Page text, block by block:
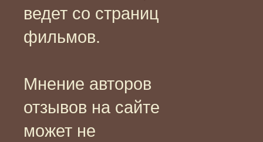
ведет со страниц
фильмов.
Мнение авторов
отзывов на сайте
может не